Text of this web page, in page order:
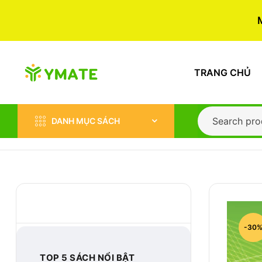
TRANG CHỦ
DANH MỤC SÁCH
-30%
TOP 5 SÁCH NỔI BẬT